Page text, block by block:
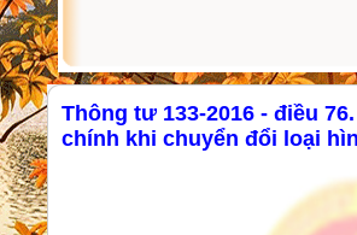
Thông tư 133-2016 - điều
chính khi chuyển đổi loại